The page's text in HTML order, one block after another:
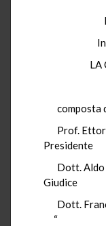
LA
composta
Presidente
Dott.
Giudice
Dott.
“